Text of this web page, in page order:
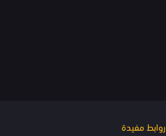
روابط مفيدة